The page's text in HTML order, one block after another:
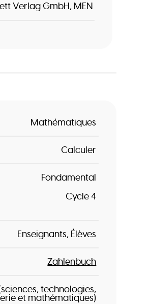
Verlag GmbH MEN
Mathématiques
Calculer
Fondamental
Cycle 4
Enseignants Élèves
Zahlenbuch
technologies,
et mathématiques)